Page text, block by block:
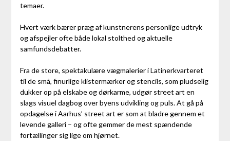
temaer.
Hvert værk bærer præg af kunstnerens personlige udtryk
og afspejler ofte både lokal stolthed og aktuelle
samfundsdebatter.
Fra de store, spektakulære vægmalerier i Latinerkvarteret
til de små, finurlige klistermærker og stencils, som pludselig
dukker op på elskabe og dørkarme, udgør street art en
slags visuel dagbog over byens udvikling og puls. At gå på
opdagelse i Aarhus’ street art er som at bladre gennem et
levende galleri – og ofte gemmer de mest spændende
fortællinger sig lige om hjørnet.